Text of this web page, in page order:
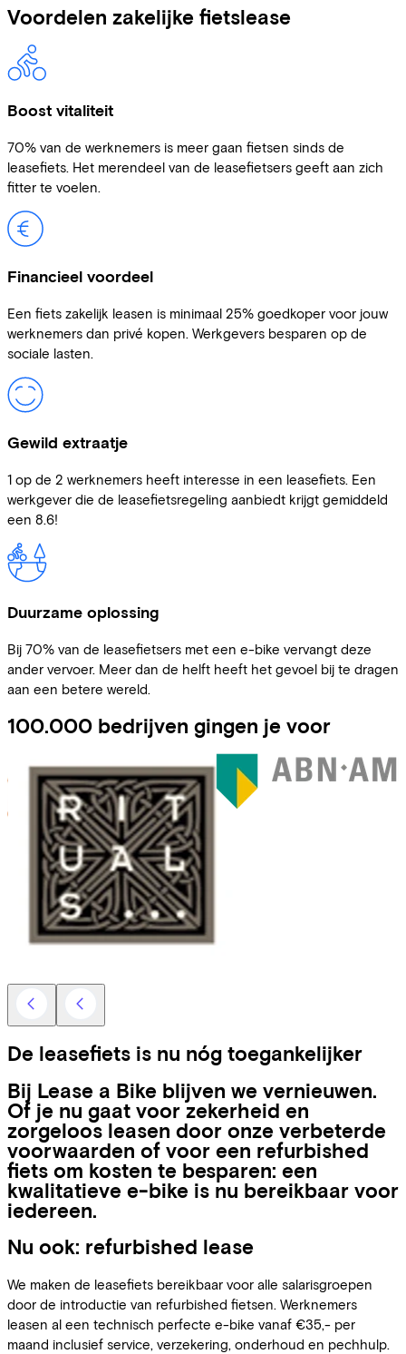
Voordelen zakelijke fietslease
Boost vitaliteit
70% van de werknemers is meer gaan fietsen sinds de
leasefiets. Het merendeel van de leasefietsers geeft aan zich
fitter te voelen.
Financieel voordeel
Een fiets zakelijk leasen is minimaal 25% goedkoper voor jouw
werknemers dan privé kopen. Werkgevers besparen op de
sociale lasten.
Gewild extraatje
1 op de 2 werknemers heeft interesse in een leasefiets. Een
werkgever die de leasefietsregeling aanbiedt krijgt gemiddeld
een 8.6!
Duurzame oplossing
Bij 70% van de leasefietsers met een e-bike vervangt deze
ander vervoer. Meer dan de helft heeft het gevoel bij te dragen
aan een betere wereld.
100.000 bedrijven gingen je voor
De leasefiets is nu nóg toegankelijker
Bij Lease a Bike blijven we vernieuwen.
Of je nu gaat voor zekerheid en
zorgeloos leasen door onze verbeterde
voorwaarden of voor een refurbished
fiets om kosten te besparen: een
kwalitatieve e-bike is nu bereikbaar voor
iedereen.
Nu ook: refurbished lease
We maken de leasefiets bereikbaar voor alle salarisgroepen
door de introductie van refurbished fietsen. Werknemers
leasen al een technisch perfecte e-bike vanaf €35,- per
maand inclusief service, verzekering, onderhoud en pechhulp.